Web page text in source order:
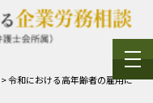
>令和における高年齢者の雇用に